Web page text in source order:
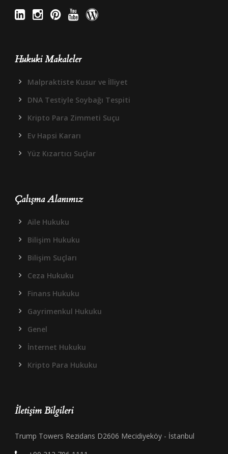
Hukuki Makaleler
Malpraktiste Kusur ve İlliyet
DNA Testiyle Soybağı Tespiti
Kripto Para Zimmeti Suçu
Ev Hapsi Kararı
Yüz Kızartıcı Suçlar
Çalışma Alanımız
Aile Hukuku
Bilişim Hukuku
Bilişim Suçları
Ceza Hukuku
Finans Hukuku
Gayrimenkul Hukuku
Genel
İnternet Hukuku
Kripto Para Hukuku
İletişim Bilgileri
Trump Towers Rezidans D2606 Mecidiyeköy - İstanbul